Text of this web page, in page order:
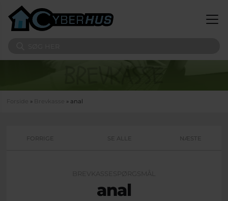
Du er her
» Brevkasse » anal
FORRIGE SE ALLE NÆSTE
BREVKASSESPØRGSMÅL
anal